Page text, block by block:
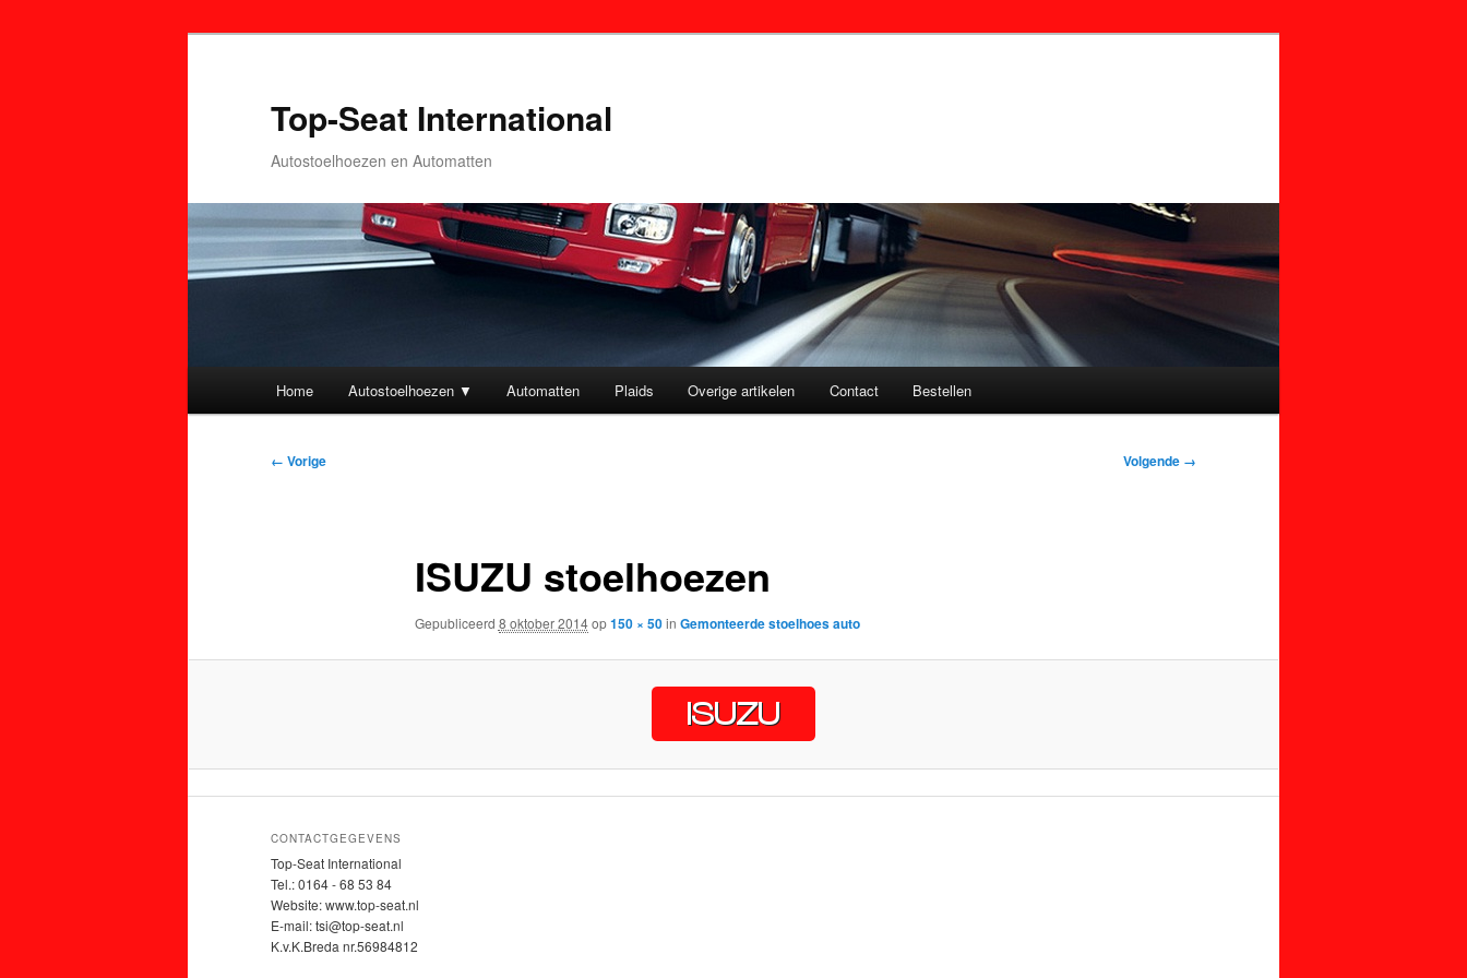
Top-Seat International
Autostoelhoezen en Automatten
Spring
Spring
Home Autostoelhoezen ▼ Automatten Plaids Overige artikelen Contact Bestellen
Afbeeldingsnavigatie
← Vorige Volgende →
ISUZU stoelhoezen
Gepubliceerd 8 oktober 2014op150 × 50in Gemonteerde stoelhoes auto
CONTACTGEGEVENS
Top-Seat International
Tel.: 0164 - 68 53 84
Website: www.top-seat.nl
E-mail: tsi@top-seat.nl
K.v.K.Breda nr.56984812